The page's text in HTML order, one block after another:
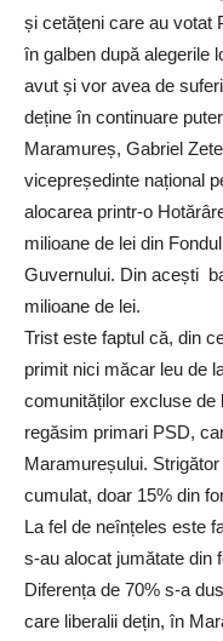
și cetățeni care au votat
în galben după alegerile
avut și vor avea de
deține în continuare
Maramureș, Gabriel
vicepreședinte național
alocarea printr-o
milioane de lei din
Guvernului. Din acești
milioane de lei.
Trist este faptul că, din
primit nici măcar leu de
comunităților excluse de
regăsim primari PSD,
Maramureșului.
cumulat, doar 15% din
La fel de neînțeles este
s-au alocat jumătate din
Diferența de 70% s-a
care liberalii dețin, în